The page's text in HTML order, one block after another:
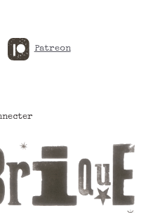
Patreon